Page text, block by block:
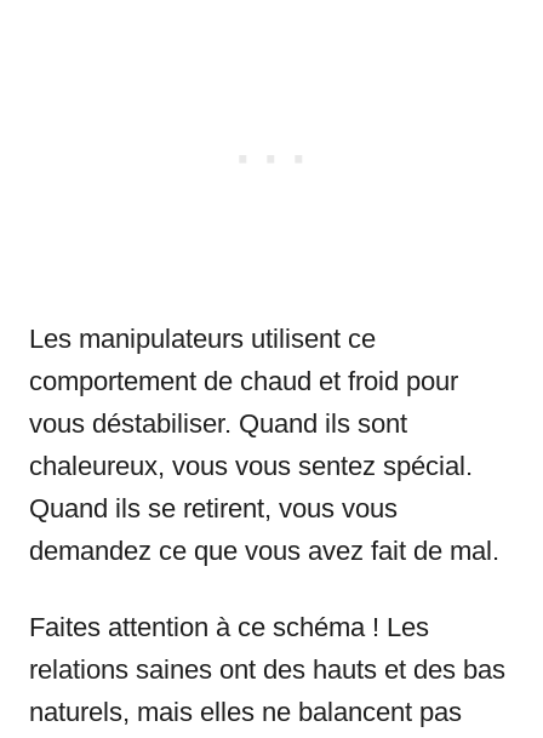
Les manipulateurs utilisent ce
comportement de chaud et froid pour
vous déstabiliser. Quand ils sont
chaleureux, vous vous sentez spécial.
Quand ils se retirent, vous vous
demandez ce que vous avez fait de mal.
Faites attention à ce schéma ! Les
relations saines ont des hauts et des bas
naturels, mais elles ne balancent pas